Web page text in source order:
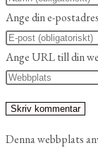
Ange din e-
Ange URL till din
Denna webbplats